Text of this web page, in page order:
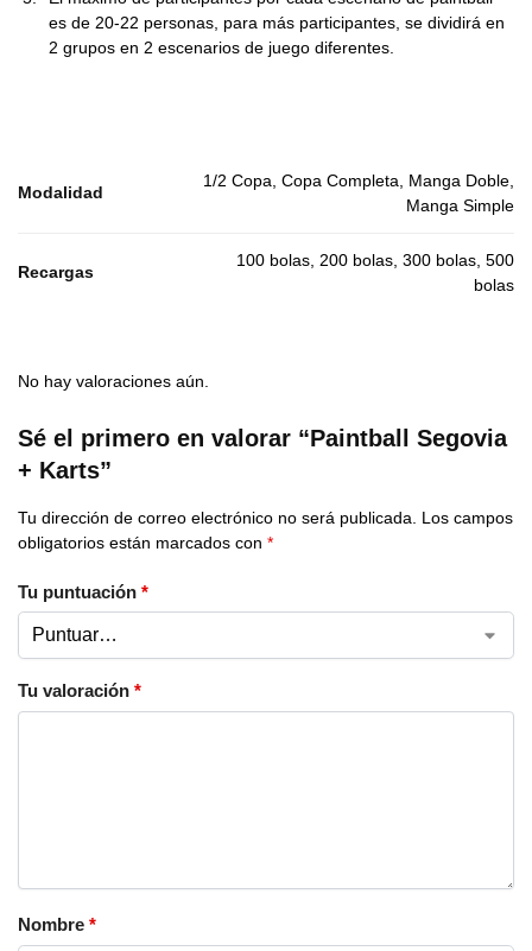
es de 20-22 personas, para más participantes, se dividirá en
2 grupos en 2 escenarios de juego diferentes.
Modalidad
1/2 Copa, Copa Completa, Manga Doble,
Manga Simple
Recargas
100 bolas, 200 bolas, 300 bolas, 500
bolas
No hay valoraciones aún.
Sé el primero en valorar “Paintball Segovia
+ Karts”
Tu dirección de correo electrónico no será publicada. Los campos
obligatorios están marcados con *
Tu puntuación *
Tu valoración *
Nombre *